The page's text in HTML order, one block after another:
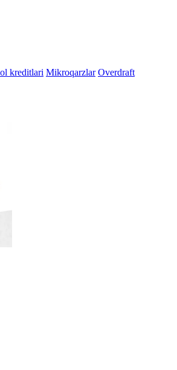
kreditlari Mikroqarzlar Overdraft